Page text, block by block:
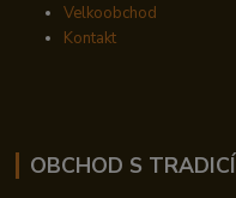
Velkoobchod
Kontakt
OBCHOD S TRADICÍ